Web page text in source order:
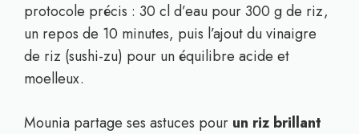
protocole précis : 30 cl d’eau pour 300 g de riz,
un repos de 10 minutes, puis l’ajout du vinaigre
de riz (sushi-zu) pour un équilibre acide et
moelleux.
Mounia partage ses astuces pour un riz brillant